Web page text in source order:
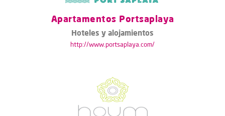
Apartamentos Portsaplaya
Hoteles y alojamientos
http://www.portsaplaya.com/